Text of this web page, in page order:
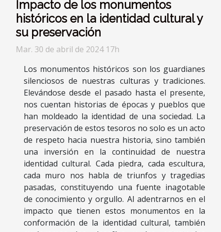
Impacto de los monumentos
históricos en la identidad cultural y
su preservación
Mar. 30 de abril de 2024 17h
Los monumentos históricos son los guardianes
silenciosos de nuestras culturas y tradiciones.
Elevándose desde el pasado hasta el presente,
nos cuentan historias de épocas y pueblos que
han moldeado la identidad de una sociedad. La
preservación de estos tesoros no solo es un acto
de respeto hacia nuestra historia, sino también
una inversión en la continuidad de nuestra
identidad cultural. Cada piedra, cada escultura,
cada muro nos habla de triunfos y tragedias
pasadas, constituyendo una fuente inagotable
de conocimiento y orgullo. Al adentrarnos en el
impacto que tienen estos monumentos en la
conformación de la identidad cultural, también